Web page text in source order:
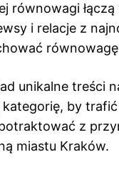
równowagi
i relacje z
unikalne treści
by
z
miastu Kraków.